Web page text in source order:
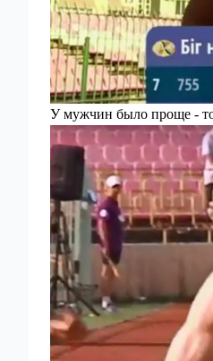
У мужчин было проще -